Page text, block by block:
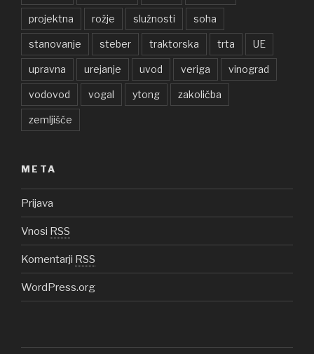
projektna rožje služnosti soha
stanovanje steber traktorska trta UE
upravna urejanje uvod veriga vinograd
vodovod vogal ytong zakoličba
zemljišče
META
Prijava
Vnosi RSS
Komentarji RSS
WordPress.org